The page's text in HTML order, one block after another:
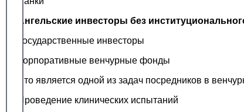
Ангельские инвесторы без
Государственные инвесторы
Корпоративные венчурные фонды
Что является одной из задач посредников в
Проведение клинических испытаний